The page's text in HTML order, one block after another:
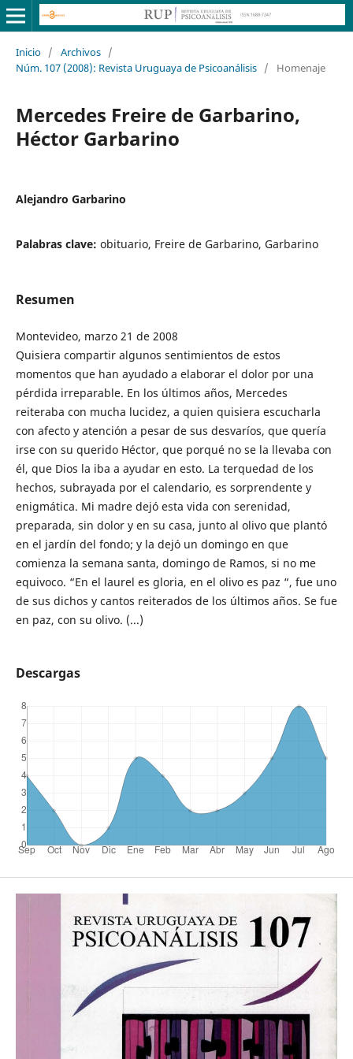
Inicio / Archivos /
Núm. 107 (2008): Revista Uruguaya de Psicoanálisis / Homenaje
Mercedes Freire de Garbarino,
Héctor Garbarino
Alejandro Garbarino
Palabras clave: obituario, Freire de Garbarino, Garbarino
Resumen
Montevideo, marzo 21 de 2008
Quisiera compartir algunos sentimientos de estos
momentos que han ayudado a elaborar el dolor por una
pérdida irreparable. En los últimos años, Mercedes
reiteraba con mucha lucidez, a quien quisiera escucharla
con afecto y atención a pesar de sus desvaríos, que quería
irse con su querido Héctor, que porqué no se la llevaba con
él, que Dios la iba a ayudar en esto. La terquedad de los
hechos, subrayada por el calendario, es sorprendente y
enigmática. Mi madre dejó esta vida con serenidad,
preparada, sin dolor y en su casa, junto al olivo que plantó
en el jardín del fondo; y la dejó un domingo en que
comienza la semana santa, domingo de Ramos, si no me
equivoco. “En el laurel es gloria, en el olivo es paz “, fue uno
de sus dichos y cantos reiterados de los últimos años. Se fue
en paz, con su olivo. (...)
Descargas